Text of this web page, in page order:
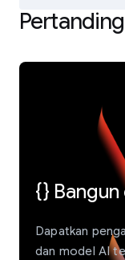
{}
Dapatkan
dan model AI